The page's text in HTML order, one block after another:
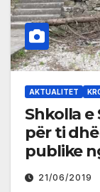
AKTUALITET
Shkolla
për ti
publike
21/06/2019